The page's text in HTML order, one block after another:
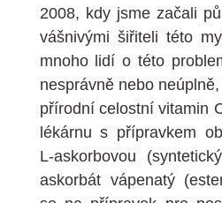
2008, kdy jsme začali
vášnivými šiřiteli této
mnoho lidí o této
nesprávně nebo
přírodní celostní vitamin
lékárnu s přípravkem
L-askorbovou
askorbát vápenatý